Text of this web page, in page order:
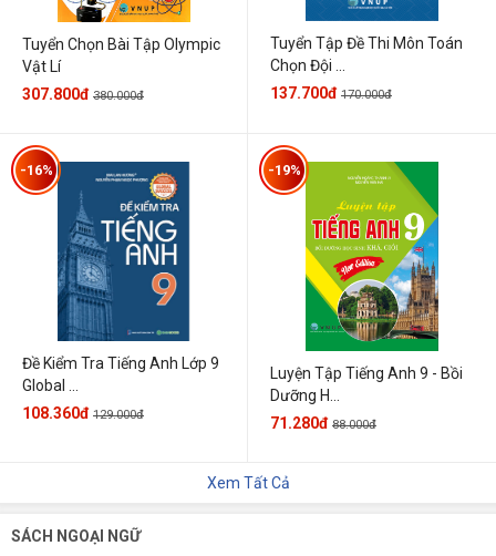
Tuyển Chọn Bài Tập Olympic
Vật Lí
307.800đ 380.000đ
Tuyển Tập Đề Thi Môn Toán
Chọn Đội ...
137.700đ 170.000đ
Đề Kiểm Tra Tiếng Anh Lớp 9
Global ...
-16%
108.360đ 129.000đ
Luyện Tập Tiếng Anh 9 - Bồi
Dưỡng H...
-19%
71.280đ 88.000đ
Xem Tất Cả
SÁCH NGOẠI NGỮ